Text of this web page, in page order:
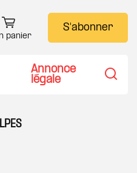
panier
S'abonner
Annonce
légale